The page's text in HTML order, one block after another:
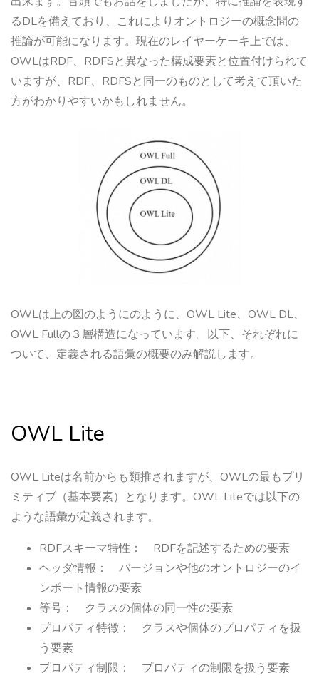
るDLを備えており、これによりオントロジーの概念間の
推論が可能になります。現在のレイヤーケーキ上では、
OWLはRDF、RDFSと異なった構成要素と位置付けられて
いますが、RDF、RDFSと同一のものとして考えて頂いた
方がわかりやすいかもしれません。
OWLは上の図のようにのように、OWL Lite、OWL DL、
OWL Fullの３層構造になっています。以下、それぞれに
ついて、定義される語彙の概要のみ解説します。
OWL Lite
OWL Liteは名前からも類推されますが、OWLの最もプリ
ミティブ（基本要素）となります。OWL Liteでは以下の
ような語彙が定義されます。
RDFスキーマ特性： RDFを記述するための要素
ヘッダ情報： バージョンや他のオントロジーのイ
ンポート情報の要素
等号： クラスの個体の同一性の要素
プロパティ特徴： クラスや個体のプロパティを扱
う要素
プロパティ制限： プロパティの制限を扱う要素